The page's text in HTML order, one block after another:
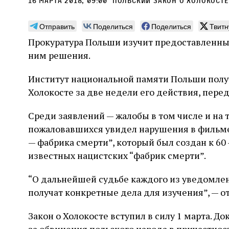
Отправить Поделиться Поделиться
Прокуратура Польши изучит
ним решения.
Институт национальной памяти Польши
Холокосте за две недели его действия,
Среди заявлений — жалобы в том числе и
пожаловавшихся увидел нарушения в
— фабрика смерти”, который был создан к
известных нацистских “фабрик смерти”.
“О дальнейшей судьбе каждого из
получат конкретные дела для изучения”, —
Закон о Холокосте вступил в силу 1 марта.
неделя, изменившая
судьбу еврейского ишува
Примерно за полторы недели до начала
погромов Ребе совершал поездку по святым
местам Эрец‑Исраэль. Он посетил, в
частности, Пещеру праотцев и Западную
стену. Он, несомненно, почувствовал
необычайное напряжение и сознательно
чтобы не собирать вокруг себя большое
количество хасидов и жителей города и тем
самым не усиливать напряжённость
и
По
тела
день